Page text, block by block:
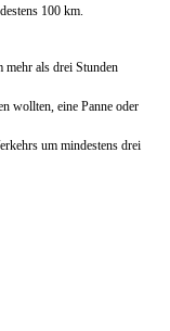
100 km.
mehr als drei Stunden
wollten, eine Panne oder
um mindestens drei